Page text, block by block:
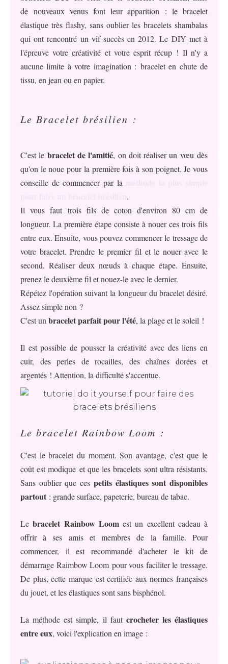
de nouveaux venus font leur apparition : le bracelet
élastique très flashy, sans oublier les bracelets shambalas
qui ont rencontré un vif succès en 2012. Le DIY met à
l'épreuve votre créativité et votre esprit récup ! Il n'y a
aucune limite à votre imagination : bracelet en chute de
tissu, en jean ou en papier.
Le Bracelet brésilien :
C'est le bracelet de l'amitié, on doit réaliser un vœu dès
qu'on le noue pour la première fois à son poignet. Je vous
conseille de commencer par la
.
Il vous faut trois fils de coton d'environ 80 cm de
longueur. La première étape consiste à nouer ces trois fils
entre eux. Ensuite, vous pouvez commencer le tressage de
votre bracelet. Prendre le premier fil et le nouer avec le
second. Réaliser deux nœuds à chaque étape. Ensuite,
prenez le deuxième fil et nouez-le avec le dernier.
Répétez l'opération suivant la longueur du bracelet désiré.
Assez simple non ?
C'est un bracelet parfait pour l'été, la plage et le soleil !
Il est possible de pousser la créativité avec des liens en
cuir, des perles de rocailles, des chaînes dorées et
argentés ! Attention, la difficulté s'accentue.
Le bracelet Rainbow Loom :
C'est le bracelet du moment. Son avantage, c'est que le
coût est modique et que les bracelets sont ultra résistants.
Sans oublier que ces petits élastiques sont disponibles
partout : grande surface, papeterie, bureau de tabac.
Lebracelet Rainbow Loomest un excellent cadeau à
offrir à ses amis et membres de la famille. Pour
commencer, il est recommandé d'acheter le kit de
démarrage Raimbow Loom pour vous faciliter le tressage.
De plus, cette marque est certifiée aux normes françaises
du jouet, et les élastiques sont sans bisphénol.
La méthode est simple, il faut crocheter les élastiques
entre eux, voici l'explication en image :